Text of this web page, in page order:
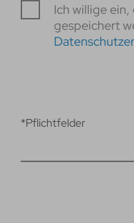
Ich willige ein,
gespeichert
*Pflichtfelder